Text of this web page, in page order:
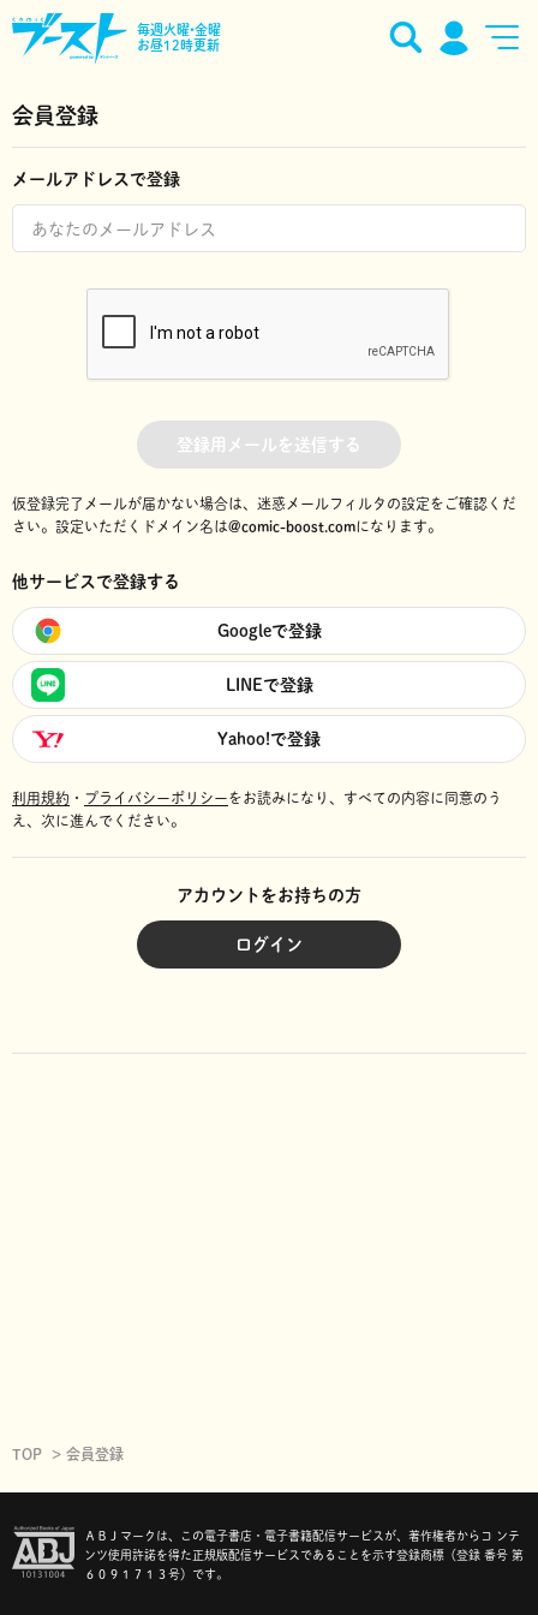
毎週火曜•金曜
お昼12時更新
会員登録
メールアドレスで登録
登録用メールを送信する
仮登録完了メールが届かない場合は、迷惑メールフィルタの設定をご確認くだ
さい。 設定いただくドメイン名は@comic-boost.comになります。
他サービスで登録する
Googleで登録
LINEで登録
Yahoo!で登録
利用規約 ・ プライバシーポリシーをお読みになり、 すべての内容に同意のう
え、次に進んでください。
アカウントをお持ちの方
ログイン
TOP 会員登録
ＡＢＪマークは、この電子書店・電子書籍配信サービスが、著作権者からコ ンテ
ンツ使用許諾を得た正規版配信サービスであることを示す登録商標（登録 番号 第
６０９１７１３号）です。